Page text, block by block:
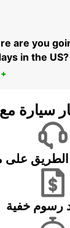
are you
in the US?
سيارة
على مدار 24
رسوم خفية